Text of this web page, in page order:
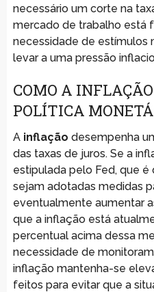
necessário um corte na
mercado de trabalho está
necessidade de estímulos
levar a uma pressão
COMO A
POLÍTICA
A inflação desempenha
das taxas de juros. Se a
estipulada pelo Fed, que é
sejam adotadas medidas
eventualmente aumentar
que a inflação está
percentual acima dessa
necessidade de
inflação mantenha-se
feitos para evitar que a